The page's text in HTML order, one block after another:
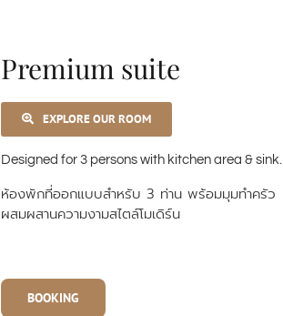
Premium suite
EXPLORE OUR ROOM
Designed for 3 persons with kitchen area & sink.
ห้องพักที่ออกแบบสำหรับ 3 ท่าน พร้อมมุมทำครัว
ผสมผสานความงามสไตล์โมเดิร์น
BOOKING